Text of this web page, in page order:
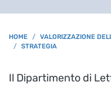
HOME VALORIZZAZIONE
STRATEGIA
Il Dipartimento di